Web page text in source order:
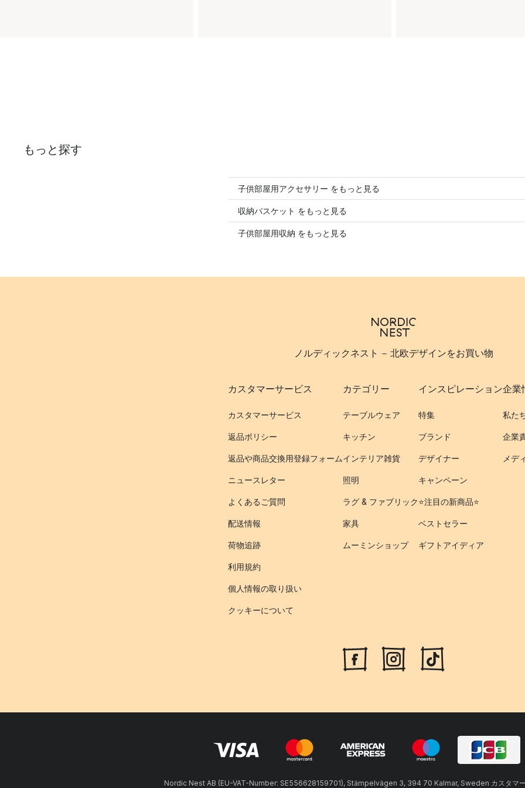
もっと探す
子供部屋用アクセサリー をもっと見る
収納バスケット をもっと見る
子供部屋用収納 をもっと見る
ノルディックネスト - 北欧デザインをお買い物
カスタマーサービス
カスタマーサービス
返品ポリシー
返品や商品交換用登録フォーム
ニュースレター
よくあるご質問
配送情報
荷物追跡
利用規約
個人情報の取り扱い
クッキーについて
カテゴリー
テーブルウェア
キッチン
インテリア雑貨
照明
ラグ & ファブリック
家具
ムーミンショップ
インスピレーション
特集
ブランド
デザイナー
キャンペーン
⭐️注目の新商品⭐️
ベストセラー
ギフトアイディア
企業
私た
企業
メデ
Nordic Nest AB (EU-VAT-Number: SE556628159701), Stämpelvägen 3, 394 70 Kalmar, Sweden カスタマ